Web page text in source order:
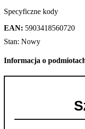
Specyficzne kody
EAN: 5903418560720
Stan: Nowy
Informacja o